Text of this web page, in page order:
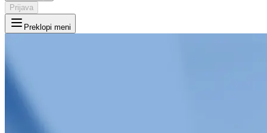
Prijava
Preklopi meni